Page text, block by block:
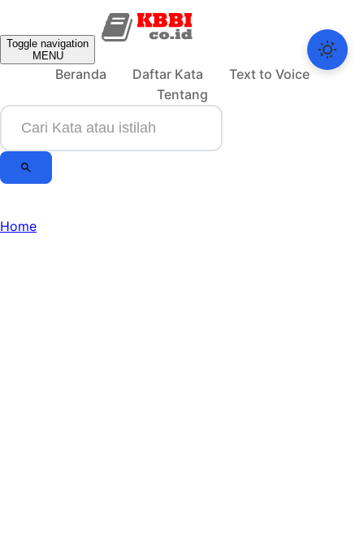
Toggle navigation
MENU
Beranda Daftar Kata
Text to Voice
Tentang
Home